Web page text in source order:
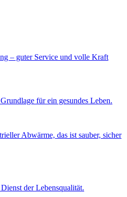
– guter Service und volle Kraft
für ein gesundes Leben.
Abwärme, das ist sauber, sicher
der Lebensqualität.